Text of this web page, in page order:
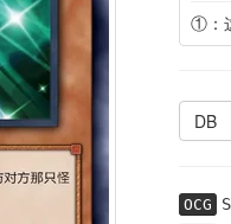
①：
DB
OCG